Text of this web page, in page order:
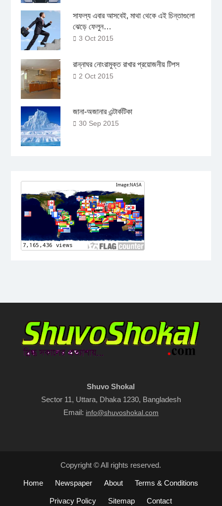
সাফল্য এবার আসবেই, মাথা থেকে এই চিন্তাগুলো
ঝেড়ে ফেলুন…
3 Oct 2015
রান্নাঘর নোংরামুক্ত রাখার প্রয়োজনীয় টিপস
2 Oct 2015
জানা-অজানার এন্টার্কটিকা
30 Sep 2015
Shuvo Shokal
Sector 11, Uttara, Dhaka 1230, Bangladesh
Email: info@shuvoshokal.com
Copyright © All rights reserved.
Home Newspaper About Terms & Conditions
Privacy Policy Sitemap Contact